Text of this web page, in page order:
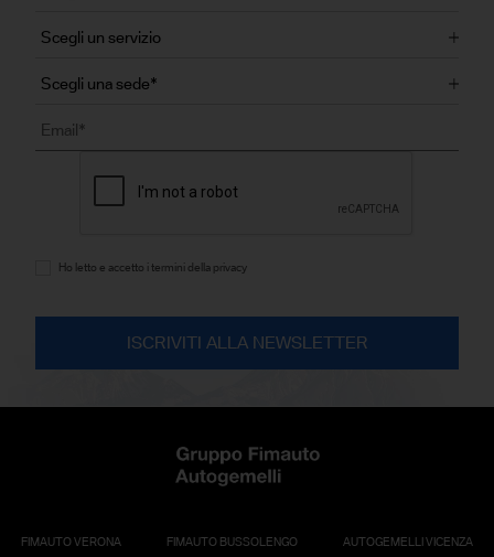
Ho letto e accetto i termini della privacy
FIMAUTO VERONA FIMAUTO BUSSOLENGO AUTOGEMELLI VICENZA